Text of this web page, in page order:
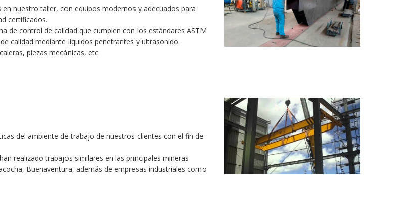
nuestro taller, con equipos modernos y adecuados para
certificados.
de control de calidad que cumplen con los estándares ASTM
calidad mediante líquidos penetrantes y ultrasonido.
piezas mecánicas, etc
del ambiente de trabajo de nuestros clientes con el fin de
realizado trabajos similares en las principales mineras
Buenaventura, además de empresas industriales como